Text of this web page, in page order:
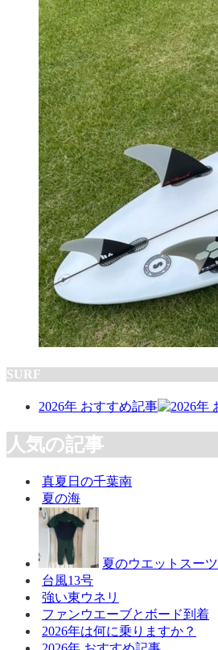
SURF
2026年 おすすめ記事
人気の記事
真夏日の千葉南
夏の海
夏のウエットスーツ
台風13号
強い東ウネリ
ファンウエーブとボード到着
2026年は何に乗りますか？